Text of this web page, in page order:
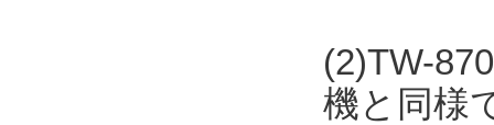
(2)TW-
機と同様